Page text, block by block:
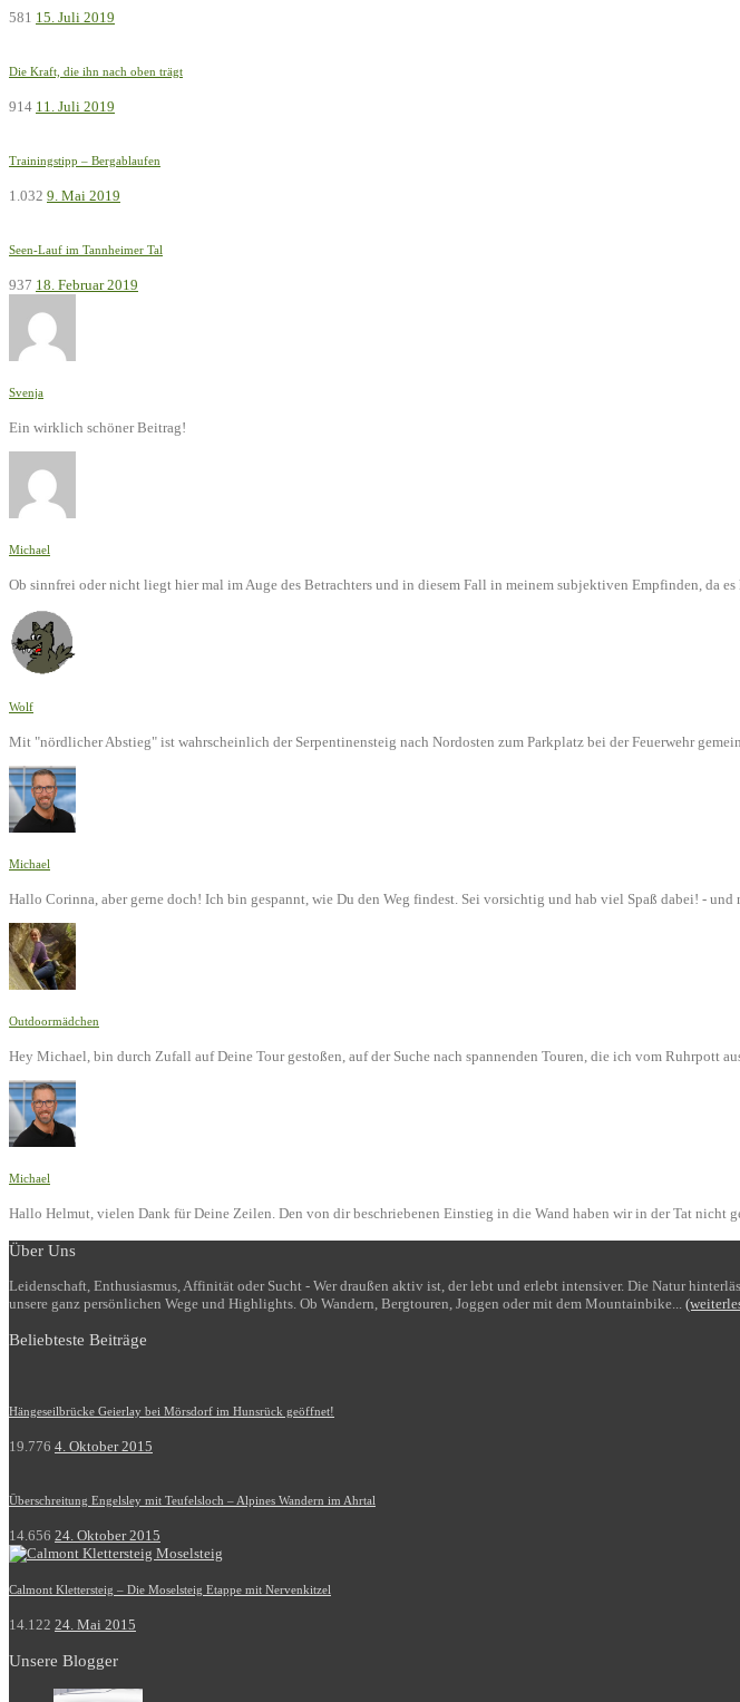
581 15. Juli 2019
Die Kraft, die ihn nach oben trägt
914 11. Juli 2019
Trainingstipp – Bergablaufen
1.032 9. Mai 2019
Seen-Lauf im Tannheimer Tal
937 18. Februar 2019
Svenja
Ein wirklich schöner Beitrag!
Michael
Ob sinnfrei oder nicht liegt hier mal im Auge des Betrachters und in diesem Fall in meinem subjektiven Empfinden, da
Wolf
Mit "nördlicher Abstieg" ist wahrscheinlich der Serpentinensteig nach Nordosten zum Parkplatz bei der Feuerwehr
Michael
Hallo Corinna, aber gerne doch! Ich bin gespannt, wie Du den Weg findest. Sei vorsichtig und hab viel Spaß dabei! -
Outdoormädchen
Hey Michael, bin durch Zufall auf Deine Tour gestoßen, auf der Suche nach spannenden Touren, die ich vom Ruhrpott
Michael
Hallo Helmut, vielen Dank für Deine Zeilen. Den von dir beschriebenen Einstieg in die Wand haben wir in der Tat nicht
Über Uns
Leidenschaft, Enthusiasmus, Affinität oder Sucht - Wer draußen aktiv ist, der lebt und erlebt intensiver. Die Natur
unsere ganz persönlichen Wege und Highlights. Ob Wandern, Bergtouren, Joggen oder mit dem Mountainbike...
Beliebteste Beiträge
Hängeseilbrücke Geierlay bei Mörsdorf im Hunsrück geöffnet!
19.776 4. Oktober 2015
Überschreitung Engelsley mit Teufelsloch – Alpines Wandern im Ahrtal
14.656 24. Oktober 2015
Calmont Klettersteig – Die Moselsteig Etappe mit Nervenkitzel
14.122 24. Mai 2015
Unsere Blogger